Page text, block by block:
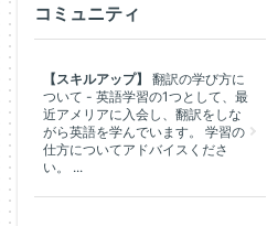
コミュニティ
【スキルアップ】
翻訳の学び方に
ついて - 英語学習の1つとして、最
近アメリアに入会し、翻訳をしな
がら英語を学んでいます。 学習の
仕方についてアドバイスくださ
い。 ...